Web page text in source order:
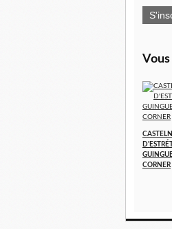
Vous
CORNER